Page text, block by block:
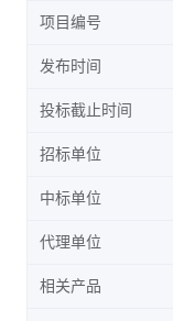
项目编号
发布时间
投标截止时间
招标单位
中标单位
代理单位
相关产品